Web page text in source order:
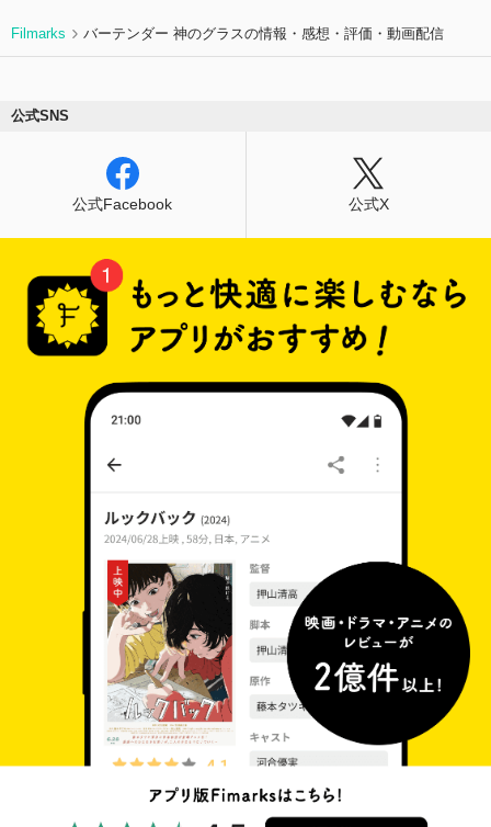
Filmarks バーテンダー 神のグラスの情報・感想・評価・動画配信
公式SNS
公式Facebook 公式X